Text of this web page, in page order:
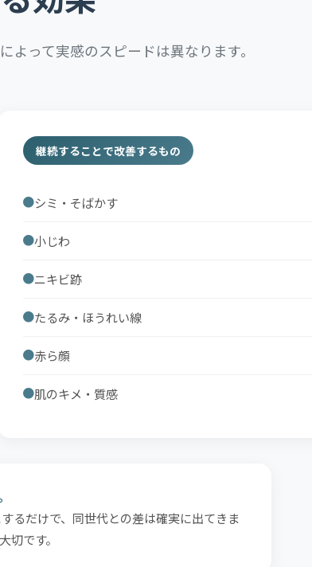
って実感のスピードは異なります。
継続することで改善するもの
シミ・そばかす
小じわ
ニキビ跡
たるみ・ほうれい線
赤ら顔
肌のキメ・質感
るだけで、同世代との差は確実に出てきま
切です。